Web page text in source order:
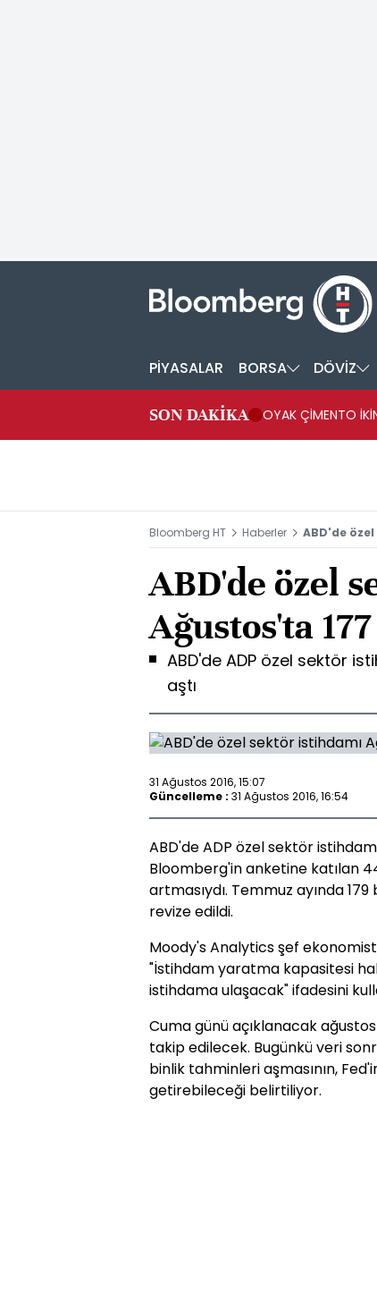
PİYASALAR BORSA DÖVİZ
SON DAKİKA OYAK ÇİMENTO
Bloomberg HT Haberler ABD'de
ABD'de özel
Ağustos'ta
ABD'de ADP özel sektör
aştı
31 Ağustos 2016, 15:07
Güncelleme : 31 Ağustos 2016, 16:54
ABD'de ADP özel sektör
Bloomberg'in anketine katılan
artmasıydı. Temmuz ayında
revize edildi.
Moody's Analytics şef
"İstihdam yaratma kapasitesi
istihdama ulaşacak" ifadesini
Cuma günü açıklanacak
takip edilecek. Bugünkü veri
binlik tahminleri aşmasının,
getirebileceği belirtiliyor.